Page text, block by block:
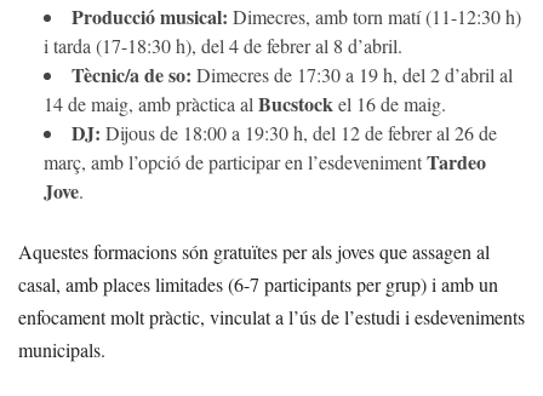
Producció musical: Dimecres, amb torn matí (11-12:30 h)
i tarda (17-18:30 h), del 4 de febrer al 8 d’abril.
Tècnic/a de so: Dimecres de 17:30 a 19 h, del 2 d’abril al
14 de maig, amb pràctica al Bucstock el 16 de maig.
DJ: Dijous de 18:00 a 19:30 h, del 12 de febrer al 26 de
març, amb l’opció de participar en l’esdevenimentTardeo
Jove.
Aquestes formacions són gratuïtes per als joves que assagen al
casal, amb places limitades (6-7 participants per grup) i amb un
enfocament molt pràctic, vinculat a l’ús de l’estudi i esdeveniments
municipals.